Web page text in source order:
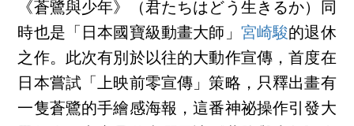
《蒼鷺與少年》（君たちはどう生きるか）同
時也是「日本國寶級動畫大師」 宮崎駿的退休
之作。此次有別於以往的大動作宣傳，首度在
日本嘗試「上映前零宣傳」策略，只釋出畫有
一隻蒼鷺的手繪感海報，這番神祕操作引發大